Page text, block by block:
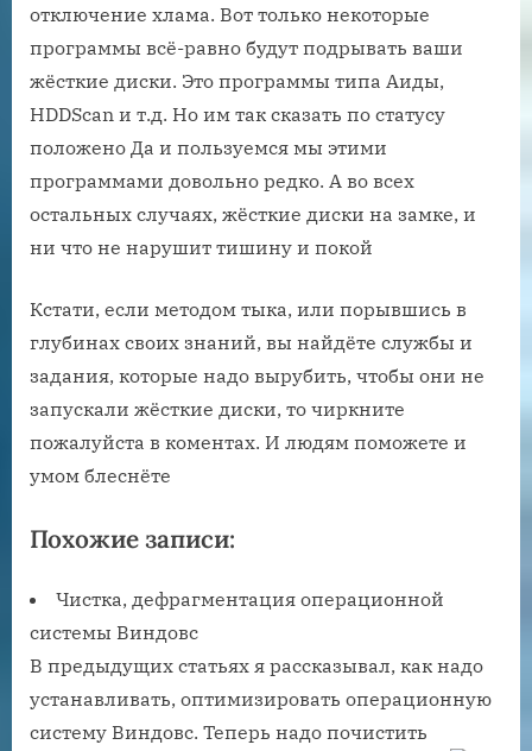
отключение хлама. Вот только некоторые
программы всё-равно будут подрывать ваши
жёсткие диски. Это программы типа Аиды,
HDDScan и т.д. Но им так сказать по статусу
положено Да и пользуемся мы этими
программами довольно редко. А во всех
остальных случаях, жёсткие диски на замке, и
ни что не нарушит тишину и покой
Кстати, если методом тыка, или порывшись в
глубинах своих знаний, вы найдёте службы и
задания, которые надо вырубить, чтобы они не
запускали жёсткие диски, то чиркните
пожалуйста в коментах. И людям поможете и
умом блеснёте
Похожие записи:
Чистка, дефрагментация операционной
системы Виндовс
В предыдущих статьях я рассказывал, как надо
устанавливать, оптимизировать операционную
систему Виндовс. Теперь надо почистить